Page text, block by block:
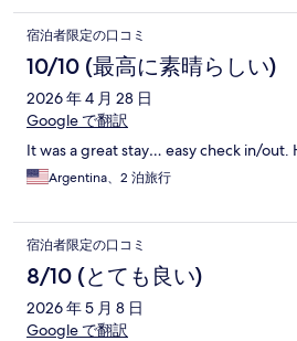
宿泊者限定の口コミ
10/10 (最高に素晴らしい)
2026 年 4 月 28 日
Google で翻訳
It was a great stay… easy check in/out.
Argentina、2 泊旅行
宿泊者限定の口コミ
8/10 (とても良い)
2026 年 5 月 8 日
Google で翻訳